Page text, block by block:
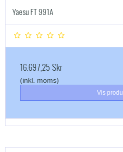
Yaesu FT 991A
16.697,25 Skr
(inkl. moms)
Vis